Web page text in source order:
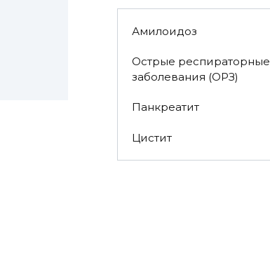
Амилоидоз
Острые респираторные
заболевания (ОРЗ)
Панкреатит
Цистит